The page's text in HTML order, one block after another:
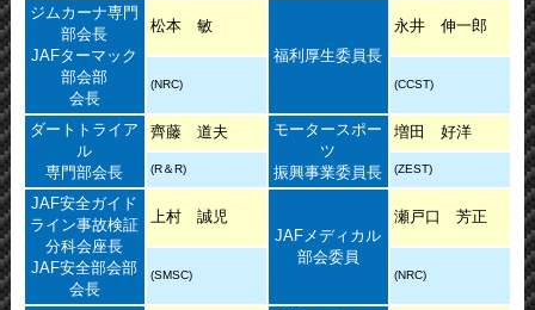
ジムカーナ専門
部会長
JAFターマック
部会部
会長
松本 敏
福利厚生委員長
永井 伸一郎
(NRC) (CCST)
ダートトライア
ル
専門部会長
齊藤 道夫
モータースポー
ツ
振興事業委員長
増田 好洋
(R＆R) (ZEST)
JAF安全ガイド
ライン事故検証
分科会座長
JAF安全部会部
会長
上村 誠児
JAFメディカル
部会委員
瀬戸口 芳正
(SMSC) (NRC)